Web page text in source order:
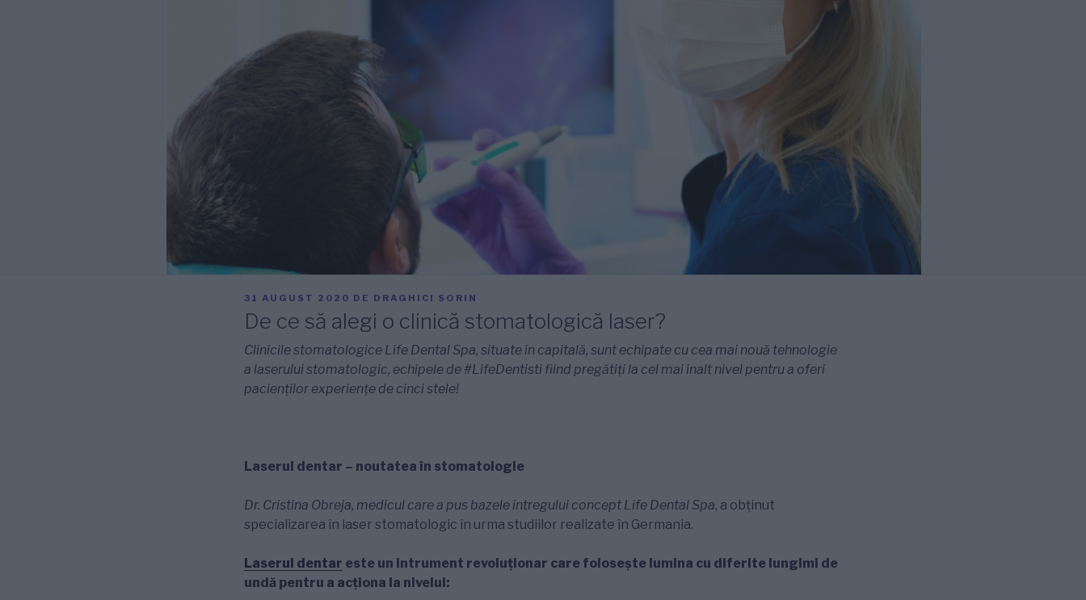
PUBLICAT
31 AUGUST 2020 DE DRAGHICI SORIN
De ce să alegi o clinică stomatologică laser?
Clinicile stomatologice Life Dental Spa, situate în capitală, sunt echipate cu cea mai nouă tehnologie
a laserului stomatologic, echipele de #LifeDentisti fiind pregătiți la cel mai înalt nivel pentru a oferi
pacienților experiențe de cinci stele!
Laserul dentar – noutatea în stomatologie
Dr. Cristina Obreja, medicul care a pus bazele întregului concept Life Dental Spa, a obținut
specializarea în laser stomatologic în urma studiilor realizate în Germania.
Laserul dentar este un intrument revoluționar care folosește lumina cu diferite lungimi de
undă pentru a acționa la nivelul: